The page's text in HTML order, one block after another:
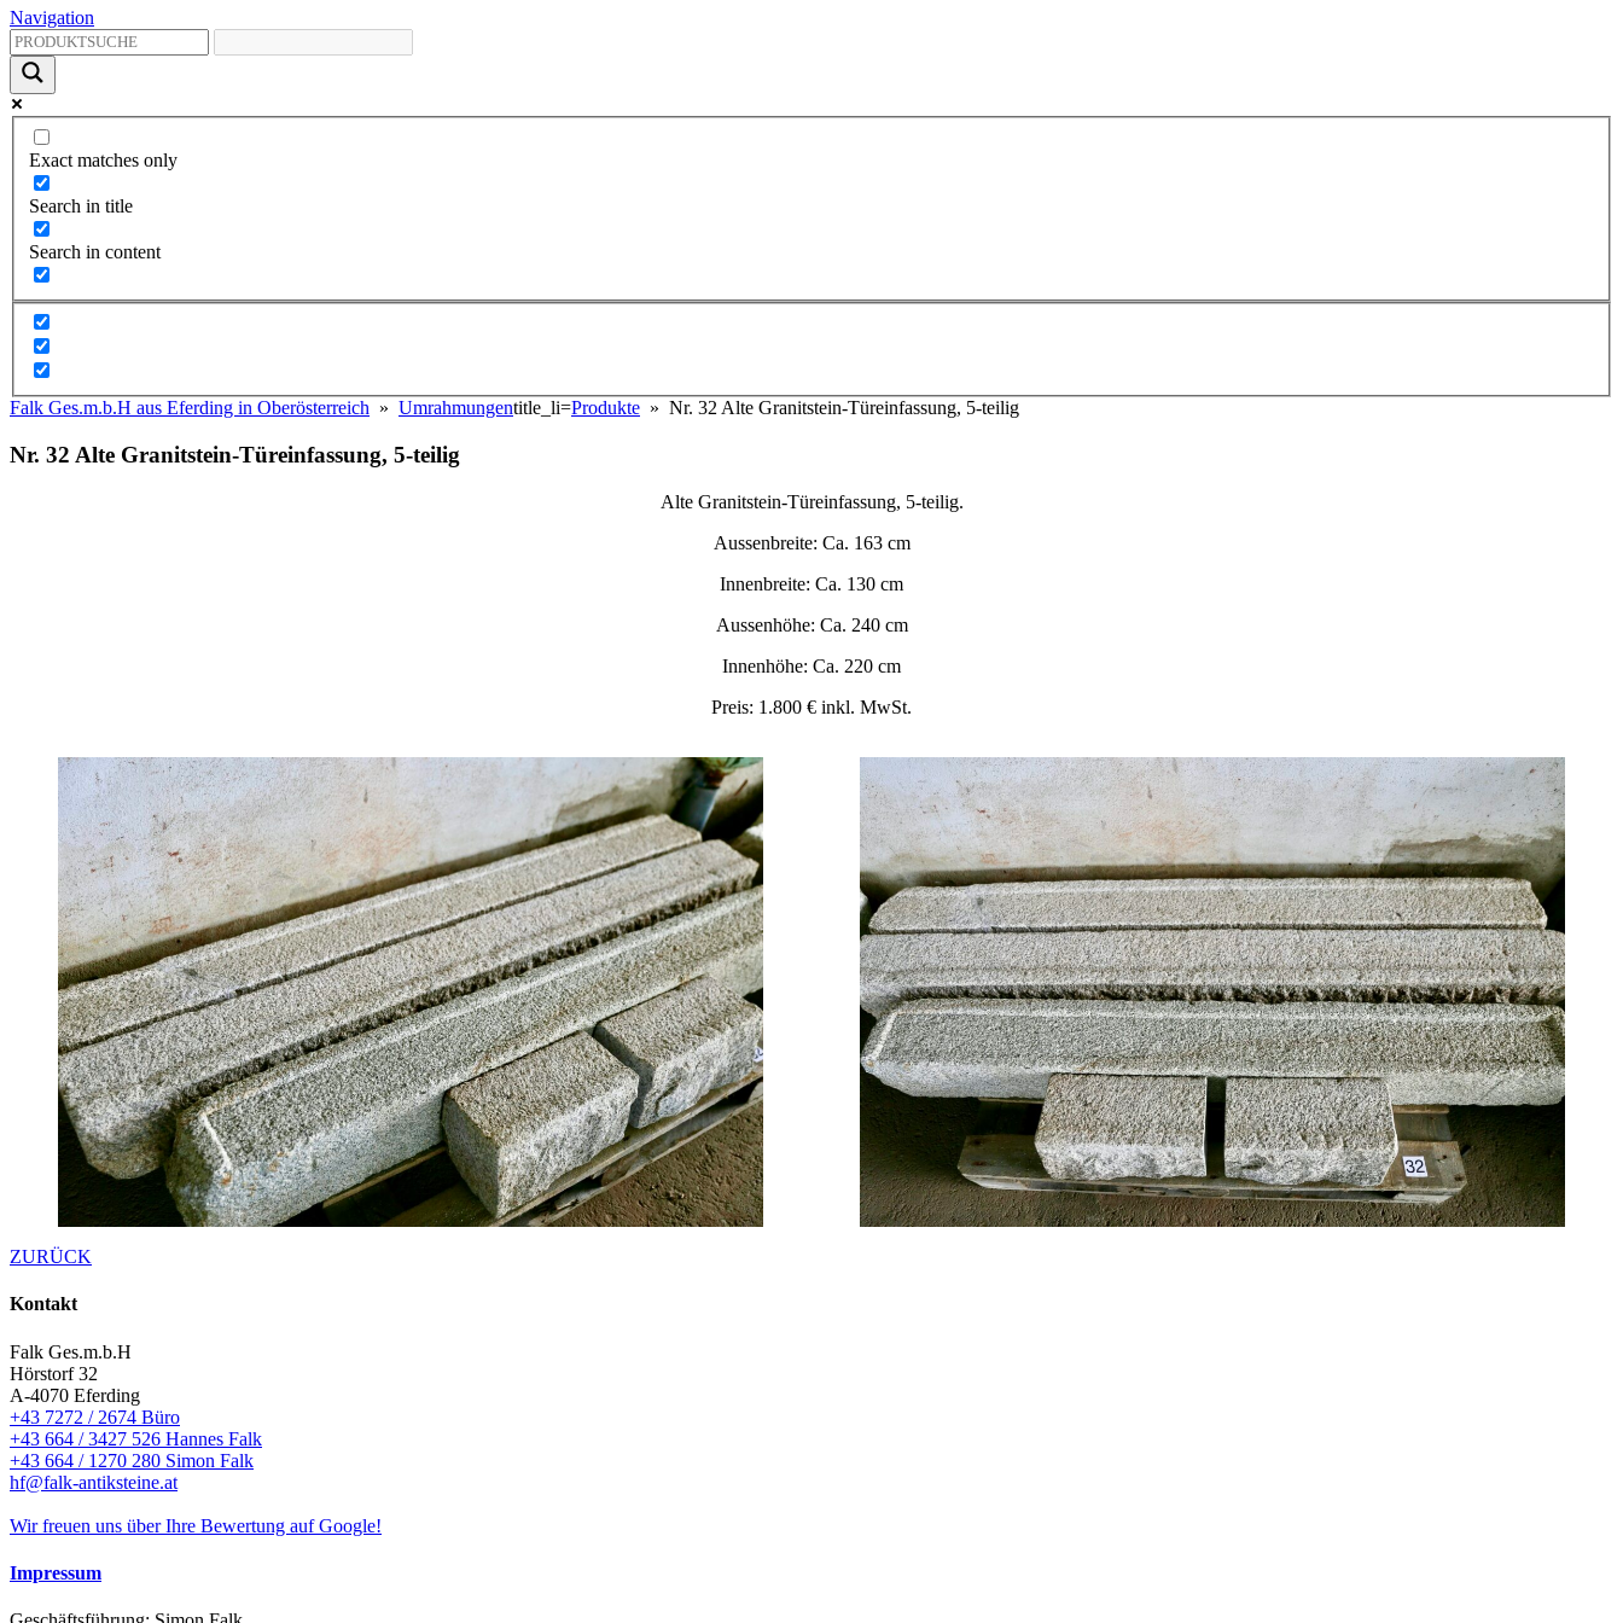
Navigation
Exact matches only
Search in title
Search in content
Falk Ges.m.b.H aus Eferding in Oberösterreich » Umrahmungentitle_li=Produkte » Nr. 32 Alte Granitstein-Türeinfassung, 5-teilig
Nr. 32 Alte Granitstein-Türeinfassung, 5-teilig
Alte Granitstein-Türeinfassung, 5-teilig.
Aussenbreite: Ca. 163 cm
Innenbreite: Ca. 130 cm
Aussenhöhe: Ca. 240 cm
Innenhöhe: Ca. 220 cm
Preis: 1.800 € inkl. MwSt.
ZURÜCK
Kontakt
Falk Ges.m.b.H
Hörstorf 32
A-4070 Eferding
+43 7272 / 2674 Büro
+43 664 / 3427 526 Hannes Falk
+43 664 / 1270 280 Simon Falk
hf@falk-antiksteine.at
Wir freuen uns über Ihre Bewertung auf Google!
Impressum